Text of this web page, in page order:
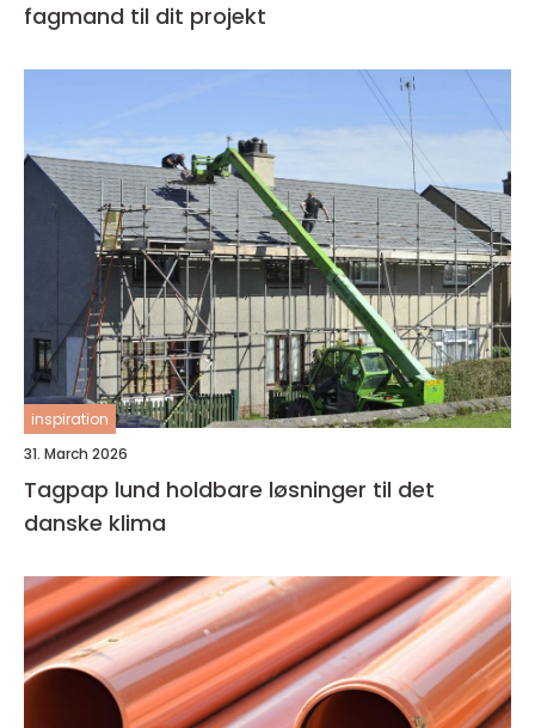
fagmand til dit projekt
inspiration
31. March 2026
Tagpap lund holdbare løsninger til det
danske klima